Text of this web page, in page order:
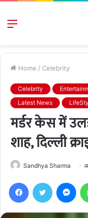
Menu
Home / Celebrity
Celebrity
Latest News
मर्डर केस में
शाह, दिल्ली
Sandhya Sharma
FacebookTwitter